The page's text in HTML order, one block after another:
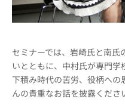
セミナーでは、岩崎氏と南
いとともに、中村氏が専門学
下積み時代の苦労、役柄への
んの貴重なお話を披露くださ